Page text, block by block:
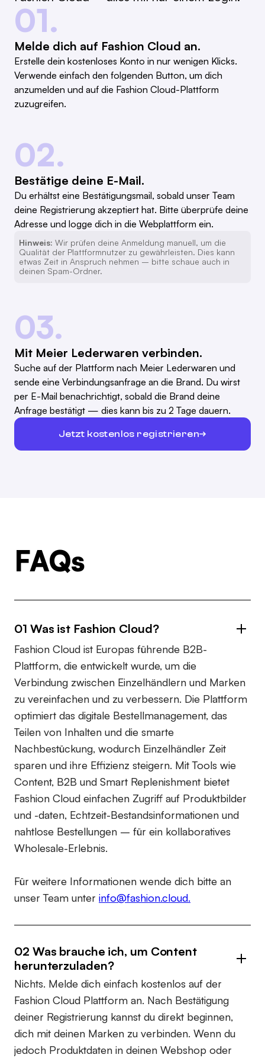
01.
Melde dich auf Fashion Cloud an.
Erstelle dein kostenloses Konto in nur wenigen Klicks.
Verwende einfach den folgenden Button, um dich
anzumelden und auf die Fashion Cloud-Plattform
zuzugreifen.
02.
Bestätige deine E-Mail.
Du erhältst eine Bestätigungsmail, sobald unser Team
deine Registrierung akzeptiert hat. Bitte überprüfe deine
Adresse und logge dich in die Webplattform ein.
Hinweis: Wir prüfen deine Anmeldung manuell, um die
Qualität der Plattformnutzer zu gewährleisten. Dies kann
etwas Zeit in Anspruch nehmen – bitte schaue auch in
deinen Spam-Ordner.
03.
Mit Meier Lederwaren verbinden.
Suche auf der Plattform nach Meier Lederwaren und
sende eine Verbindungsanfrage an die Brand. Du wirst
per E-Mail benachrichtigt, sobald die Brand deine
Anfrage bestätigt — dies kann bis zu 2 Tage dauern.
Jetzt kostenlos registrieren
FAQs
01 Was ist Fashion Cloud?
Fashion Cloud ist Europas führende B2B-
Plattform, die entwickelt wurde, um die
Verbindung zwischen Einzelhändlern und Marken
zu vereinfachen und zu verbessern. Die Plattform
optimiert das digitale Bestellmanagement, das
Teilen von Inhalten und die smarte
Nachbestückung, wodurch Einzelhändler Zeit
sparen und ihre Effizienz steigern. Mit Tools wie
Content, B2B und Smart Replenishment bietet
Fashion Cloud einfachen Zugriff auf Produktbilder
und -daten, Echtzeit-Bestandsinformationen und
nahtlose Bestellungen – für ein kollaboratives
Wholesale-Erlebnis.
Für weitere Informationen wende dich bitte an
unser Team unter info@fashion.cloud.
02 Was brauche ich, um Content
herunterzuladen?
Nichts. Melde dich einfach kostenlos auf der
Fashion Cloud Plattform an. Nach Bestätigung
deiner Registrierung kannst du direkt beginnen,
dich mit deinen Marken zu verbinden. Wenn du
jedoch Produktdaten in deinen Webshop oder